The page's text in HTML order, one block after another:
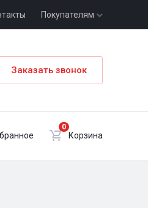
Покупателям
Заказать звонок
0
Корзина